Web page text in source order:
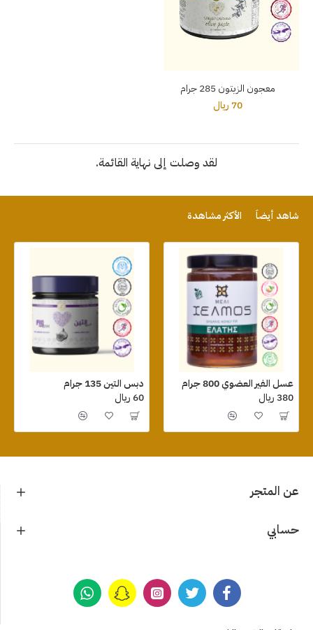
معجون الزيتون 285 جرام
70 ريال
لقد وصلت إلى نهاية القائمة.
شاهد أيضاً الأكثر مشاهدة
عسل الفير العضوي 800 جرام
380 ريال
دبس التين 135 جرام
60 ريال
عن المتجر
حسابي